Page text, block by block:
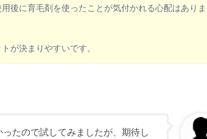
後に育毛剤を使ったことが気付かれる心配はありま
が決まりやすいです。
たので試してみましたが、期待し